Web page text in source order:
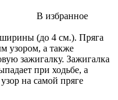
В избранное
(до 4 см.). Пряга
узором, а также
зажигалку. Зажигалка
при ходьбе, а
на самой пряге